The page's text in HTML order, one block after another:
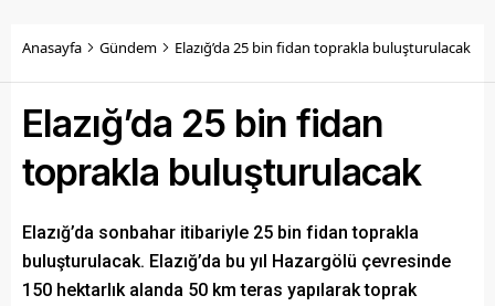
Anasayfa Gündem Elazığ’da 25 bin fidan toprakla buluşturulacak
Elazığ’da 25 bin fidan
toprakla buluşturulacak
Elazığ’da sonbahar itibariyle 25 bin fidan toprakla
buluşturulacak. Elazığ’da bu yıl Hazargölü çevresinde
150 hektarlık alanda 50 km teras yapılarak toprak